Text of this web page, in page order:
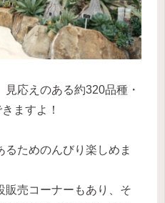
応えのある約320品種・
ますよ！
るためのんびり楽しめま
販売コーナーもあり、そ